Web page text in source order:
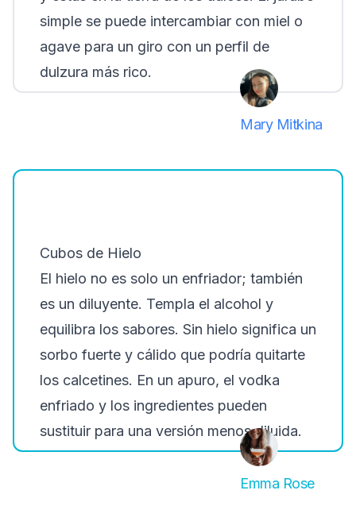
simple se puede intercambiar con miel o
agave para un giro con un perfil de
dulzura más rico.
Mary Mitkina
Cubos de Hielo
El hielo no es solo un enfriador; también
es un diluyente. Templa el alcohol y
equilibra los sabores. Sin hielo significa un
sorbo fuerte y cálido que podría quitarte
los calcetines. En un apuro, el vodka
enfriado y los ingredientes pueden
sustituir para una versión menos diluida.
Emma Rose